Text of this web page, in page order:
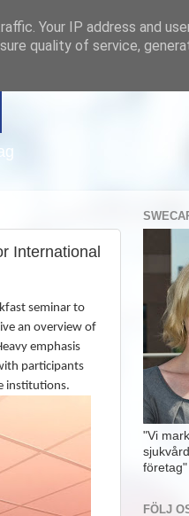
International
seminar to
an overview of
emphasis
participants
institutions.
"Vi
företag"
FÖLJ
Your IP address and
quality of service,